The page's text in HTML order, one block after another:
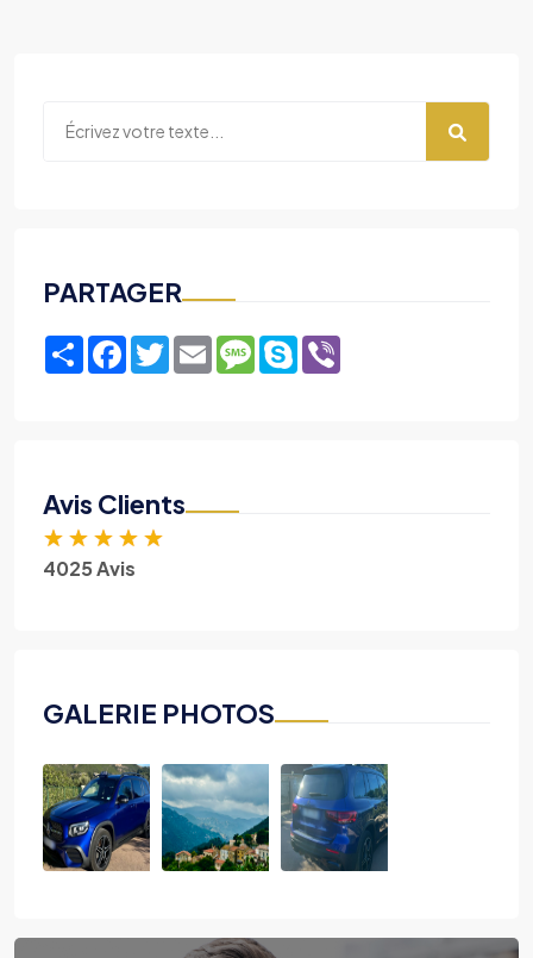
PARTAGER
ShareFacebook
TwitterEmailMessage
Skype
Avis Clients
★ ★ ★ ★ ★
4025 Avis
GALERIE PHOTOS